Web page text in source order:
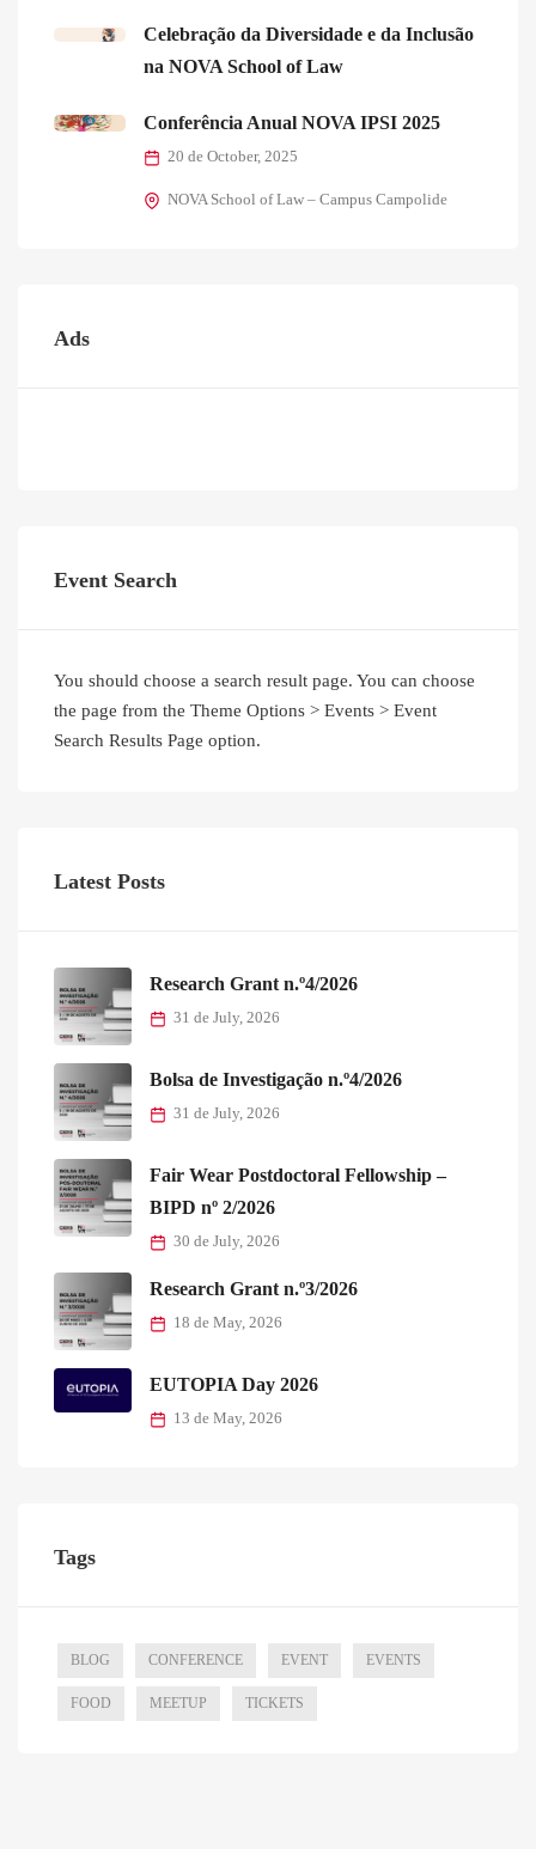
Celebração da Diversidade e da Inclusão
na NOVA School of Law
Conferência Anual NOVA IPSI 2025
20 de October, 2025
NOVA School of Law – Campus Campolide
Ads
Event Search
You should choose a search result page. You can choose
the page from the Theme Options > Events > Event
Search Results Page option.
Latest Posts
Research Grant n.º4/2026
31 de July, 2026
Bolsa de Investigação n.º4/2026
31 de July, 2026
Fair Wear Postdoctoral Fellowship –
BIPD nº 2/2026
30 de July, 2026
Research Grant n.º3/2026
18 de May, 2026
EUTOPIA Day 2026
13 de May, 2026
Tags
BLOG CONFERENCE EVENT EVENTS
FOOD MEETUP TICKETS